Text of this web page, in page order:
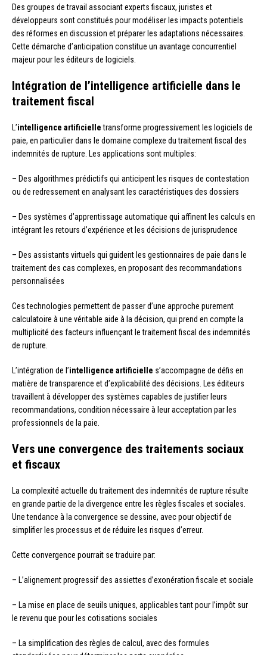
Des groupes de travail associant experts fiscaux, juristes et
développeurs sont constitués pour modéliser les impacts potentiels
des réformes en discussion et préparer les adaptations nécessaires.
Cette démarche d’anticipation constitue un avantage concurrentiel
majeur pour les éditeurs de logiciels.
Intégration de l’intelligence artificielle dans le
traitement fiscal
L’intelligence artificielletransforme progressivement les logiciels de
paie, en particulier dans le domaine complexe du traitement fiscal des
indemnités de rupture. Les applications sont multiples:
– Des algorithmes prédictifs qui anticipent les risques de contestation
ou de redressement en analysant les caractéristiques des dossiers
– Des systèmes d’apprentissage automatique qui affinent les calculs en
intégrant les retours d’expérience et les décisions de jurisprudence
– Des assistants virtuels qui guident les gestionnaires de paie dans le
traitement des cas complexes, en proposant des recommandations
personnalisées
Ces technologies permettent de passer d’une approche purement
calculatoire à une véritable aide à la décision, qui prend en compte la
multiplicité des facteurs influençant le traitement fiscal des indemnités
de rupture.
L’intégration de l’intelligence artificielle s’accompagne de défis en
matière de transparence et d’explicabilité des décisions. Les éditeurs
travaillent à développer des systèmes capables de justifier leurs
recommandations, condition nécessaire à leur acceptation par les
professionnels de la paie.
Vers une convergence des traitements sociaux
et fiscaux
La complexité actuelle du traitement des indemnités de rupture résulte
en grande partie de la divergence entre les règles fiscales et sociales.
Une tendance à la convergence se dessine, avec pour objectif de
simplifier les processus et de réduire les risques d’erreur.
Cette convergence pourrait se traduire par:
– L’alignement progressif des assiettes d’exonération fiscale et sociale
– La mise en place de seuils uniques, applicables tant pour l’impôt sur
le revenu que pour les cotisations sociales
– La simplification des règles de calcul, avec des formules